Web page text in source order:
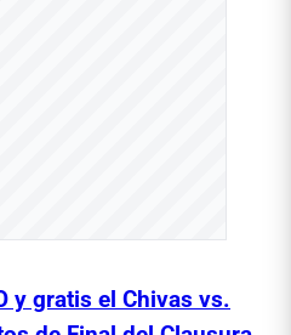
y gratis el Chivas vs.